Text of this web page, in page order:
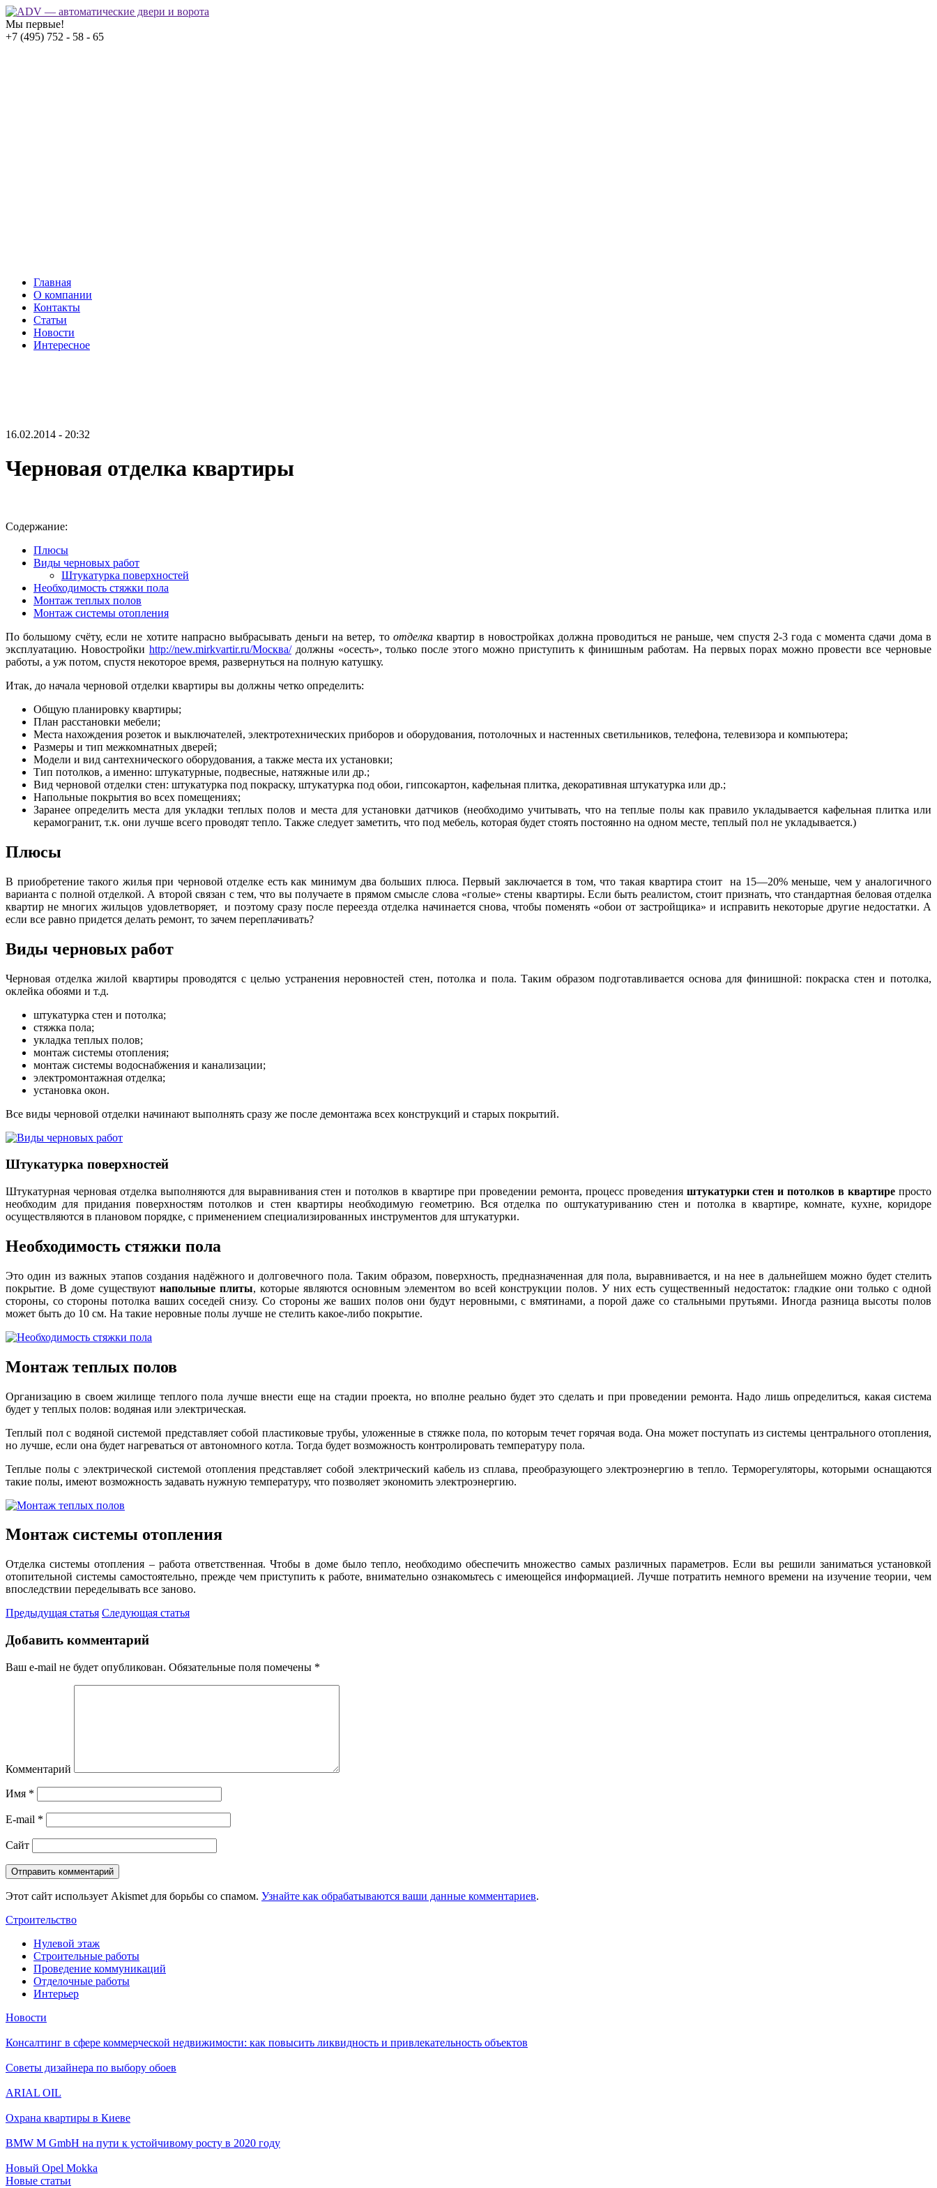
Мы первые!
+7 (495) 752 - 58 - 65
Главная
О компании
Контакты
Статьи
Новости
Интересное
16.02.2014 - 20:32
Черновая отделка квартиры
Содержание:
Плюсы
Виды черновых работ
Штукатурка поверхностей
Необходимость стяжки пола
Монтаж теплых полов
Монтаж системы отопления
По большому счёту, если не хотите напрасно выбрасывать деньги на ветер, то отделкаквартир в новостройках должна проводиться не раньше, чем спустя 2-3 года с момента сдачи дома в
эксплуатацию. Новостройки http://new.mirkvartir.ru/Москва/должны «осесть», только после этого можно приступить к финишным работам. На первых порах можно провести все черновые
работы, а уж потом, спустя некоторое время, развернуться на полную катушку.
Итак, до начала черновой отделки квартиры вы должны четко определить:
Общую планировку квартиры;
План расстановки мебели;
Места нахождения розеток и выключателей, электротехнических приборов и оборудования, потолочных и настенных светильников, телефона, телевизора и компьютера;
Размеры и тип межкомнатных дверей;
Модели и вид сантехнического оборудования, а также места их установки;
Тип потолков, а именно: штукатурные, подвесные, натяжные или др.;
Вид черновой отделки стен: штукатурка под покраску, штукатурка под обои, гипсокартон, кафельная плитка, декоративная штукатурка или др.;
Напольные покрытия во всех помещениях;
Заранее определить места для укладки теплых полов и места для установки датчиков (необходимо учитывать, что на теплые полы как правило укладывается кафельная плитка или
керамогранит, т.к. они лучше всего проводят тепло. Также следует заметить, что под мебель, которая будет стоять постоянно на одном месте, теплый пол не укладывается.)
Плюсы
В приобретение такого жилья при черновой отделке есть как минимум два больших плюса. Первый заключается в том, что такая квартира стоит на 15—20% меньше, чем у аналогичного
варианта с полной отделкой. А второй связан с тем, что вы получаете в прямом смысле слова «голые» стены квартиры. Если быть реалистом, стоит признать, что стандартная беловая отделка
квартир не многих жильцов удовлетворяет, и поэтому сразу после переезда отделка начинается снова, чтобы поменять «обои от застройщика» и исправить некоторые другие недостатки. А
если все равно придется делать ремонт, то зачем переплачивать?
Виды черновых работ
Черновая отделка жилой квартиры проводятся с целью устранения неровностей стен, потолка и пола. Таким образом подготавливается основа для финишной: покраска стен и потолка,
оклейка обоями и т.д.
штукатурка стен и потолка;
стяжка пола;
укладка теплых полов;
монтаж системы отопления;
монтаж системы водоснабжения и канализации;
электромонтажная отделка;
установка окон.
Все виды черновой отделки начинают выполнять сразу же после демонтажа всех конструкций и старых покрытий.
Штукатурка поверхностей
Штукатурная черновая отделка выполняются для выравнивания стен и потолков в квартире при проведении ремонта, процесс проведения штукатурки стен и потолков в квартире просто
необходим для придания поверхностям потолков и стен квартиры необходимую геометрию. Вся отделка по оштукатуриванию стен и потолка в квартире, комнате, кухне, коридоре
осуществляются в плановом порядке, с применением специализированных инструментов для штукатурки.
Необходимость стяжки пола
Это один из важных этапов создания надёжного и долговечного пола. Таким образом, поверхность, предназначенная для пола, выравнивается, и на нее в дальнейшем можно будет стелить
покрытие. В доме существуют напольные плиты, которые являются основным элементом во всей конструкции полов. У них есть существенный недостаток: гладкие они только с одной
стороны, со стороны потолка ваших соседей снизу. Со стороны же ваших полов они будут неровными, с вмятинами, а порой даже со стальными прутьями. Иногда разница высоты полов
может быть до 10 см. На такие неровные полы лучше не стелить какое-либо покрытие.
Монтаж теплых полов
Организацию в своем жилище теплого пола лучше внести еще на стадии проекта, но вполне реально будет это сделать и при проведении ремонта. Надо лишь определиться, какая система
будет у теплых полов: водяная или электрическая.
Теплый пол с водяной системой представляет собой пластиковые трубы, уложенные в стяжке пола, по которым течет горячая вода. Она может поступать из системы центрального отопления,
но лучше, если она будет нагреваться от автономного котла. Тогда будет возможность контролировать температуру пола.
Теплые полы с электрической системой отопления представляет собой электрический кабель из сплава, преобразующего электроэнергию в тепло. Терморегуляторы, которыми оснащаются
такие полы, имеют возможность задавать нужную температуру, что позволяет экономить электроэнергию.
Монтаж системы отопления
Отделка системы отопления – работа ответственная. Чтобы в доме было тепло, необходимо обеспечить множество самых различных параметров. Если вы решили заниматься установкой
отопительной системы самостоятельно, прежде чем приступить к работе, внимательно ознакомьтесь с имеющейся информацией. Лучше потратить немного времени на изучение теории, чем
впоследствии переделывать все заново.
Предыдущая статья Следующая статья
Добавить комментарий
Ваш e-mail не будет опубликован. Обязательные поля помечены *
Комментарий
Имя *
E-mail *
Сайт
Этот сайт использует Akismet для борьбы со спамом. Узнайте как обрабатываются ваши данные комментариев.
Строительство
Нулевой этаж
Строительные работы
Проведение коммуникаций
Отделочные работы
Интерьер
Новости
Консалтинг в сфере коммерческой недвижимости: как повысить ликвидность и привлекательность объектов
Советы дизайнера по выбору обоев
ARIAL OIL
Охрана квартиры в Киеве
BMW M GmbH на пути к устойчивому росту в 2020 году
Новый Opel Mokka
Новые статьи